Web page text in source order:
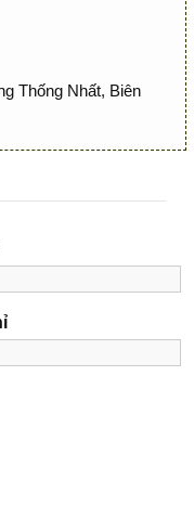
Thống Nhất, Biên